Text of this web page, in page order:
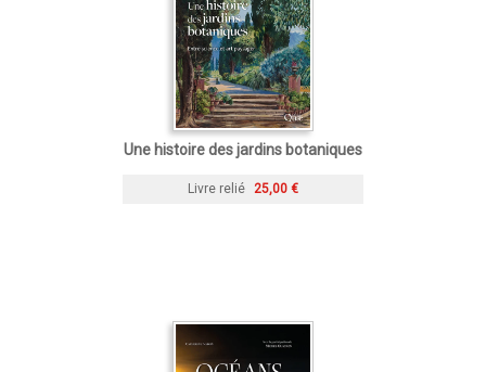
Une histoire des jardins botaniques
Livre relié 25,00 €